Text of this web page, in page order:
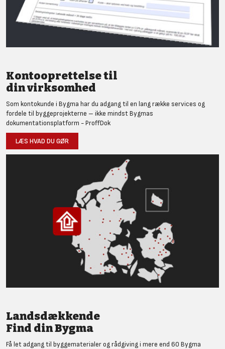
Kontooprettelse til
din virksomhed
Som kontokunde i Bygma har du adgang til en lang række services og
fordele til byggeprojekterne – ikke mindst Bygmas
dokumentationsplatform - ProffDok
LÆS HVAD DU GØR
Landsdækkende
Find din Bygma
Få let adgang til byggematerialer og rådgiving i mere end 60 Bygma